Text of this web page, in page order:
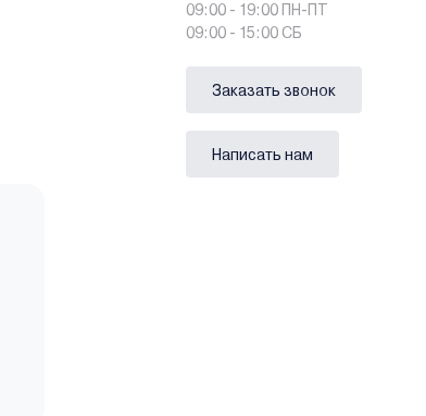
09:00 - 19:00 ПН-ПТ
09:00 - 15:00 СБ
Заказать звонок
Написать нам